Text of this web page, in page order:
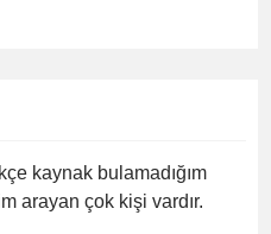
kaynak bulamadığım
arayan çok kişi vardır.